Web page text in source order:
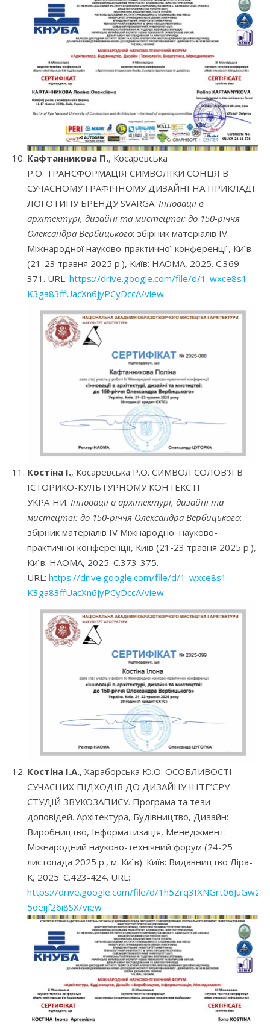
Кафтанникова П., Косаревська
Р.О. ТРАНСФОРМАЦІЯ СИМВОЛІКИ СОНЦЯ В
СУЧАСНОМУ ГРАФІЧНОМУ ДИЗАЙНІ НА ПРИКЛАДІ
ЛОГОТИПУ БРЕНДУ SVARGA. Інновації в
архітектурі, дизайні та мистецтві: до 150-річчя
Олександра Вербицького: збірник матеріалів IV
Міжнародної науково-практичної конференції, Київ
(21-23 травня 2025 р.), Київ: НАОМА, 2025. С.369-
371. URL: https://drive.google.com/file/d/1-wxce8s1-
K3ga83ffUacXn6jyPCyDccA/view
Костіна І., Косаревська Р.О. СИМВОЛ СОЛОВ’Я В
ІСТОРИКО-КУЛЬТУРНОМУ КОНТЕКСТІ
УКРАЇНИ. Інновації в архітектурі, дизайні та
мистецтві: до 150-річчя Олександра Вербицького:
збірник матеріалів IV Міжнародної науково-
практичної конференції, Київ (21-23 травня 2025 р.),
Київ: НАОМА, 2025. С.373-375.
URL: https://drive.google.com/file/d/1-wxce8s1-
K3ga83ffUacXn6jyPCyDccA/view
Костіна І.А., Хараборська Ю.О. ОСОБЛИВОСТІ
СУЧАСНИХ ПІДХОДІВ ДО ДИЗАЙНУ ІНТЕ’ЄРУ
СТУДІЙ ЗВУКОЗАПИСУ. Програма та тези
доповідей. Архітектура, Будівництво, Дизайн:
Виробництво, Інформатизація, Менеджмент:
Міжнародний науково-технічний форум (24-25
листопада 2025 р., м. Київ). Київ: Видавництво Ліра-
К, 2025. С.423-424. URL:
https://drive.google.com/file/d/1h5Zrq3IXNGrt06JuGw2-
5oeijf26i8SX/view